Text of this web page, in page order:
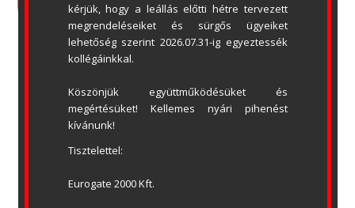
kérjük, hogy a leállás előtti hétre tervezett
megrendeléseiket és sürgős ügyeiket
lehetőség szerint 2026.07.31-ig egyeztessék
kollégáinkkal.
Köszönjük együttműködésüket és
megértésüket! Kellemes nyári pihenést
kívánunk!
Tisztelettel:
Eurogate 2000 Kft.